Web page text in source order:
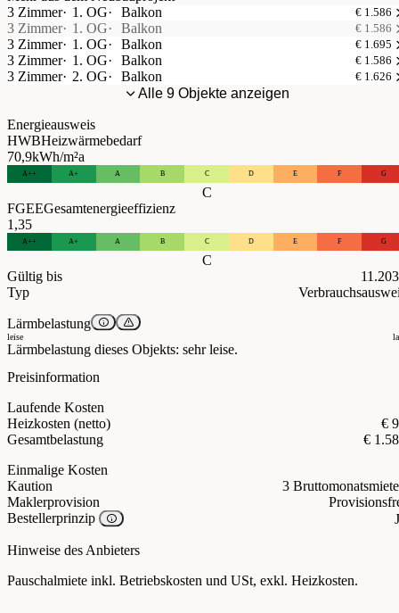
3 Zimmer
1. OG Balkon € 1.586
3 Zimmer 1. OG Balkon € 1.586
3 Zimmer 1. OG Balkon € 1.695
3 Zimmer 1. OG Balkon € 1.586
3 Zimmer 2. OG Balkon € 1.626
Alle 9 Objekte anzeigen
Energieausweis
HWBHeizwärmebedarf
70,9kWh/m²a
A++ A+ A B C D E F G
C
FGEEGesamtenergieeffizienz
1,35
A++ A+ A B C D E F G
C
Gültig bis
Typ
Lärmbelastung
leise
Lärmbelastung dieses Objekts: sehr leise.
Preisinformation
Laufende Kosten
Heizkosten (netto)
€
Gesamtbelastung
€
Einmalige Kosten
Kaution
3
Maklerprovision
Bestellerprinzip
Hinweise des Anbieters
Pauschalmiete inkl. Betriebskosten und USt, exkl. Heizkosten.